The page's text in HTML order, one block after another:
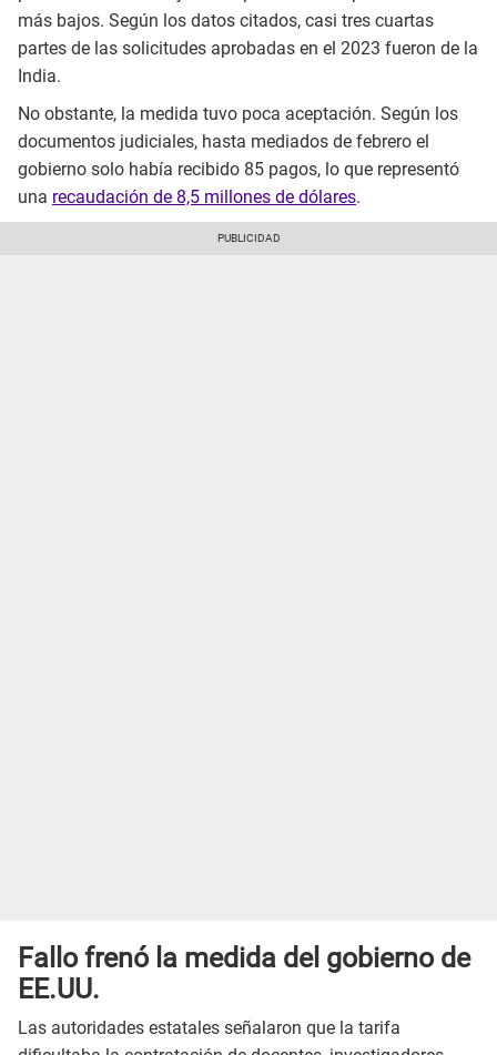
más bajos. Según los datos citados, casi tres cuartas
partes de las solicitudes aprobadas en el 2023 fueron de la
India.
No obstante, la medida tuvo poca aceptación. Según los
documentos judiciales, hasta mediados de febrero el
gobierno solo había recibido 85 pagos, lo que representó
una recaudación de 8,5 millones de dólares.
Fallo frenó la medida del gobierno de
EE.UU.
Las autoridades estatales señalaron que la tarifa